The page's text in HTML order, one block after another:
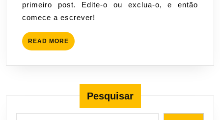
2023
primeiro post. Edite-o ou exclua-o, e então
comece a escrever!
READ MORE READ
MORE
Pesquisar